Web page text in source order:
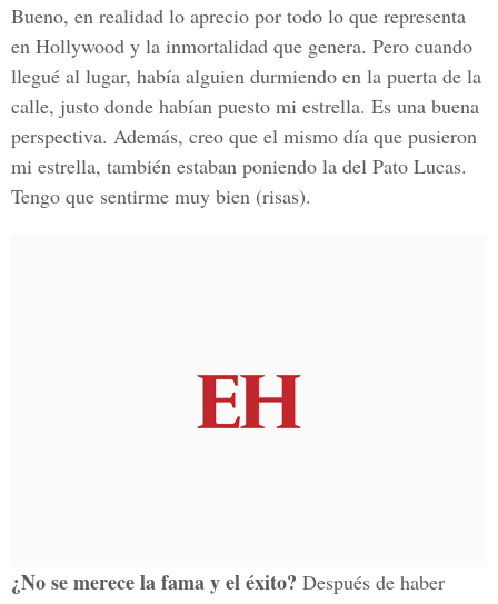
Bueno, en realidad lo aprecio por todo lo que representa
en Hollywood y la inmortalidad que genera. Pero cuando
llegué al lugar, había alguien durmiendo en la puerta de la
calle, justo donde habían puesto mi estrella. Es una buena
perspectiva. Además, creo que el mismo día que pusieron
mi estrella, también estaban poniendo la del Pato Lucas.
Tengo que sentirme muy bien (risas).
¿No se merece la fama y el éxito? Después de haber